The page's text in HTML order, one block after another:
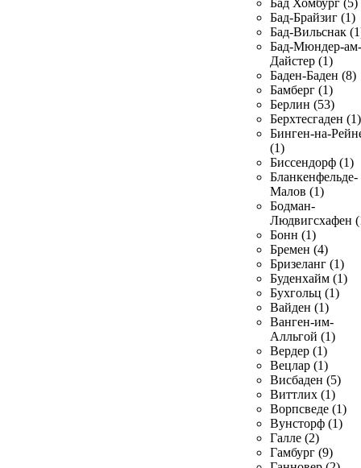
Бад Хомбург (5)
Бад-Брайзиг (1)
Бад-Вильснак
Бад-Мюндер-ам-
Дайстер (1)
Баден-Баден (8)
Бамберг (1)
Берлин (53)
Берхтесгаден (1)
Бинген-на-
(1)
Биссендорф (1)
Бланкенфельде-
Малов (1)
Бодман-
Людвигсхафен
Бонн (1)
Бремен (4)
Бризеланг (1)
Буденхайм (1)
Бухгольц (1)
Вайден (1)
Ванген-им-
Алльгой (1)
Вердер (1)
Вецлар (1)
Висбаден (5)
Виттлих (1)
Ворпсведе (1)
Вунсторф (1)
Галле (2)
Гамбург (9)